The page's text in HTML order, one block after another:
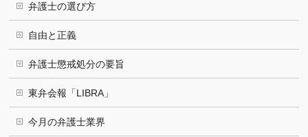
弁護士の選び方
自由と正義
弁護士懲戒処分の要旨
東弁会報「LIBRA」
今月の弁護士業界